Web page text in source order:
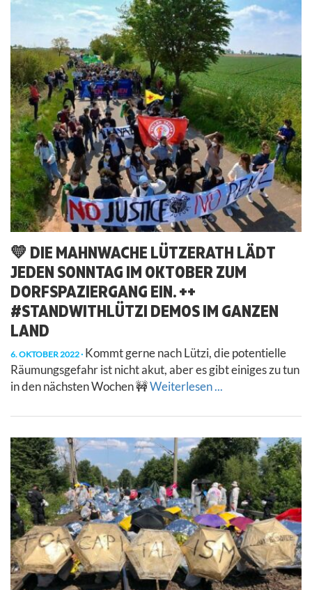
💛 DIE MAHNWACHE LÜTZERATH LÄDT
JEDEN SONNTAG IM OKTOBER ZUM
DORFSPAZIERGANG EIN. ++
#STANDWITHLÜTZI DEMOS IM GANZEN
LAND
6. OKTOBER 2022 Kommt gerne nach Lützi, die potentielle
Räumungsgefahr ist nicht akut, aber es gibt einiges zu tun
in den nächsten Wochen 🚧Weiterlesen ...